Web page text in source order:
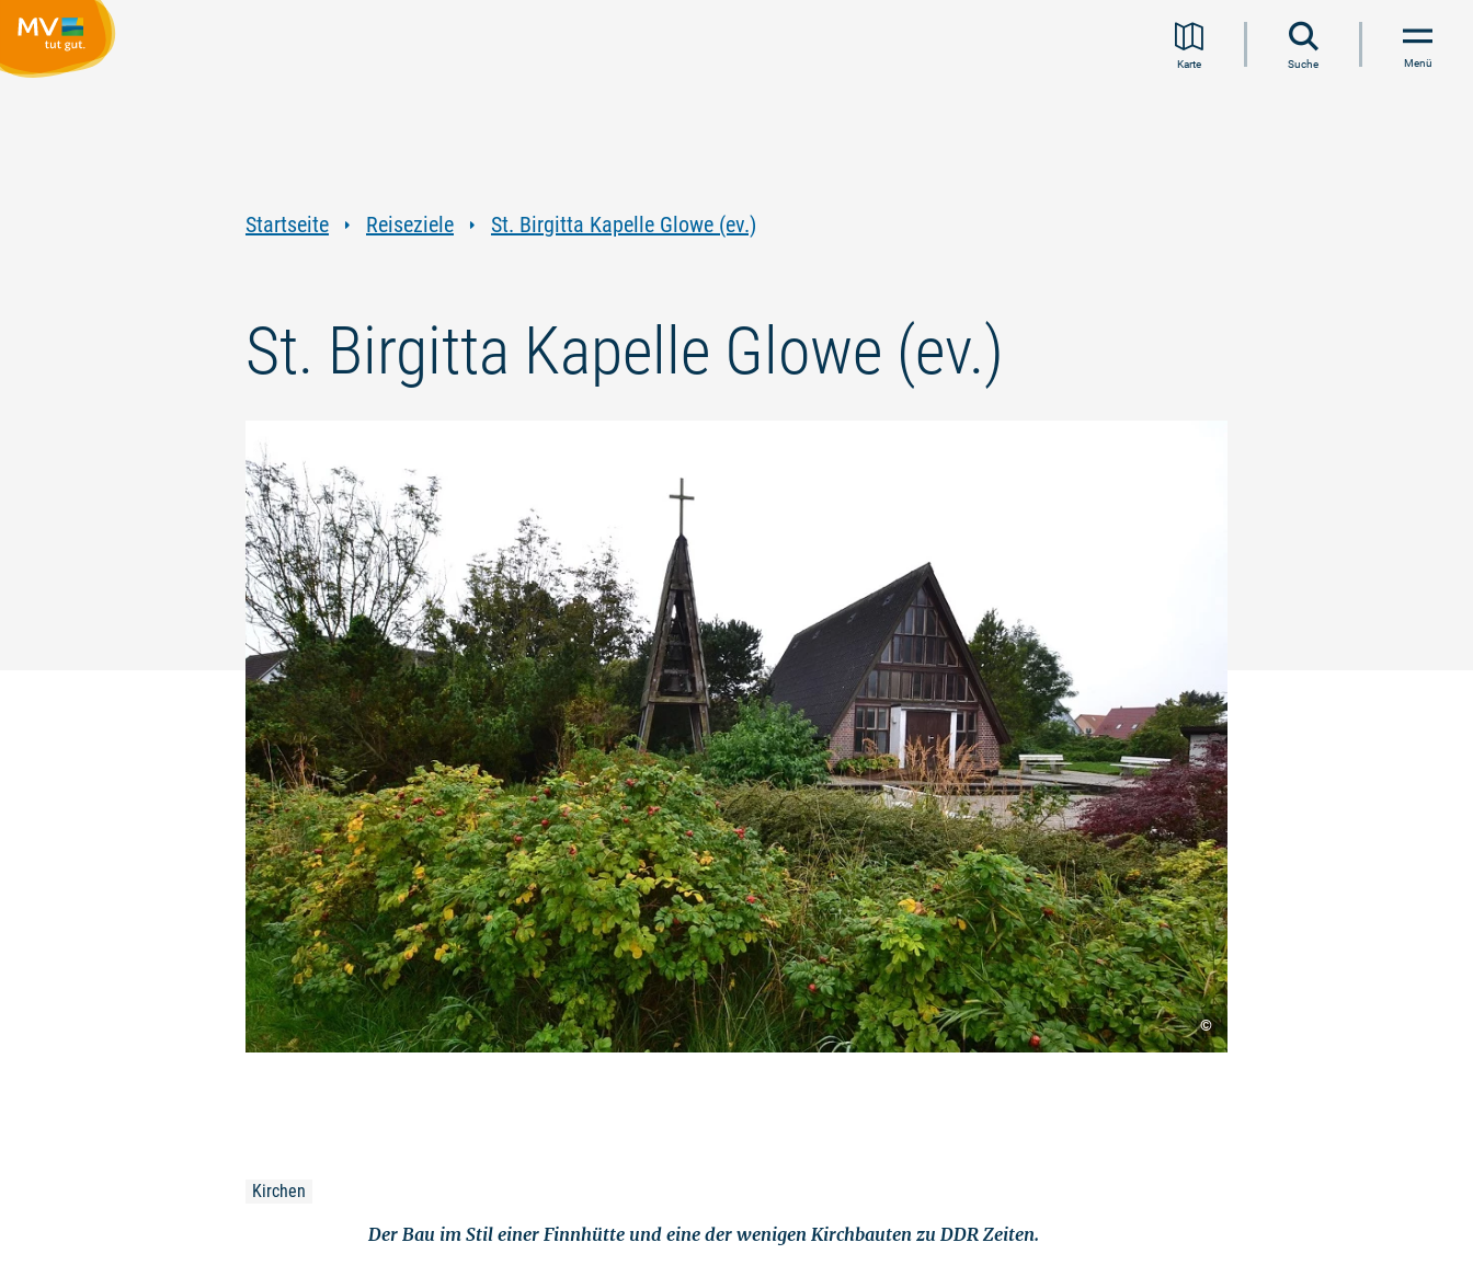
Karte Suche Menü
Startseite Reiseziele St. Birgitta Kapelle Glowe (ev.)
St. Birgitta Kapelle Glowe (ev.)
©
Kirchen
Der Bau im Stil einer Finnhütte und eine der wenigen Kirchbauten zu DDR Zeiten.